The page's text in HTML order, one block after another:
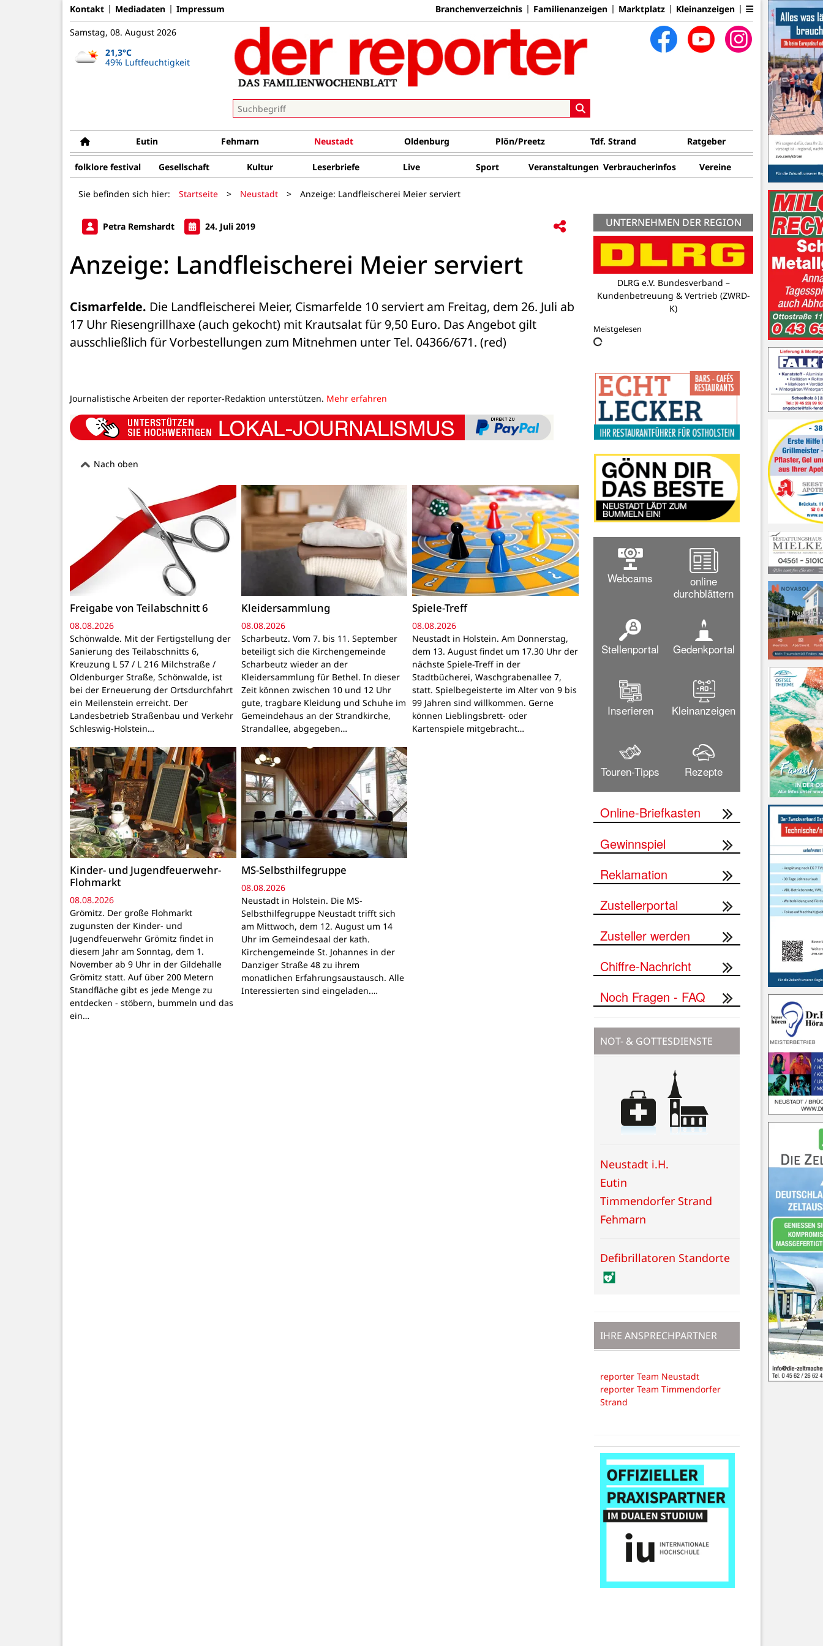
Kontakt Mediadaten Impressum Branchenverzeichnis Familienanzeigen Marktplatz Kleinanzeigen
Samstag, 08. August 2026
21,3°C
49% Luftfeuchtigkeit
Eutin Fehmarn Neustadt Oldenburg Plön/Preetz Tdf. Strand Ratgeber
folklore festival Gesellschaft Kultur Leserbriefe Live Sport Veranstaltungen Verbraucherinfos Vereine
Sie befinden sich hier: Startseite > Neustadt > Anzeige: Landfleischerei Meier serviert
Petra Remshardt 24. Juli 2019
Anzeige: Landfleischerei Meier serviert
Cismarfelde. Die Landfleischerei Meier, Cismarfelde 10 serviert am Freitag, dem 26. Juli ab
17 Uhr Riesengrillhaxe (auch gekocht) mit Krautsalat für 9,50 Euro. Das Angebot gilt
ausschließlich für Vorbestellungen zum Mitnehmen unter Tel. 04366/671. (red)
Journalistische Arbeiten der reporter-Redaktion unterstützen. Mehr erfahren
Nach oben
Freigabe von Teilabschnitt 6
08.08.2026
Schönwalde. Mit der Fertigstellung der
Sanierung des Teilabschnitts 6,
Kreuzung L 57 / L 216 Milchstraße /
Oldenburger Straße, Schönwalde, ist
bei der Erneuerung der Ortsdurchfahrt
ein Meilenstein erreicht. Der
Landesbetrieb Straßenbau und Verkehr
Schleswig-Holstein…
Kleidersammlung
08.08.2026
Scharbeutz. Vom 7. bis 11. September
beteiligt sich die Kirchengemeinde
Scharbeutz wieder an der
Kleidersammlung für Bethel. In dieser
Zeit können zwischen 10 und 12 Uhr
gute, tragbare Kleidung und Schuhe im
Gemeindehaus an der Strandkirche,
Strandallee, abgegeben…
Spiele-Treff
08.08.2026
Neustadt in Holstein. Am Donnerstag,
dem 13. August findet um 17.30 Uhr der
nächste Spiele-Treff in der
Stadtbücherei, Waschgrabenallee 7,
statt. Spielbegeisterte im Alter von 9 bis
99 Jahren sind willkommen. Gerne
können Lieblingsbrett- oder
Kartenspiele mitgebracht…
Kinder- und Jugendfeuerwehr-
Flohmarkt
08.08.2026
Grömitz. Der große Flohmarkt
zugunsten der Kinder- und
Jugendfeuerwehr Grömitz findet in
diesem Jahr am Sonntag, dem 1.
November ab 9 Uhr in der Gildehalle
Grömitz statt. Auf über 200 Metern
Standfläche gibt es jede Menge zu
entdecken - stöbern, bummeln und das
ein…
MS-Selbsthilfegruppe
08.08.2026
Neustadt in Holstein. Die MS-
Selbsthilfegruppe Neustadt trifft sich
am Mittwoch, dem 12. August um 14
Uhr im Gemeindesaal der kath.
Kirchengemeinde St. Johannes in der
Danziger Straße 48 zu ihrem
monatlichen Erfahrungsaustausch. Alle
Interessierten sind eingeladen.…
UNTERNEHMEN DER REGION
DLRG e.V. Bundesverband –
Kundenbetreuung & Vertrieb (ZWRD-
K)
Meistgelesen
Webcams
online
durchblättern
Stellenportal Gedenkportal
Inserieren Kleinanzeigen
Touren-Tipps Rezepte
Online-Briefkasten
Gewinnspiel
Reklamation
Zustellerportal
Zusteller werden
Chiffre-Nachricht
Noch Fragen - FAQ
NOT- & GOTTESDIENSTE
Neustadt i.H.
Eutin
Timmendorfer Strand
Fehmarn
Defibrillatoren Standorte
IHRE ANSPRECHPARTNER
reporter Team Neustadt
reporter Team Timmendorfer
Strand